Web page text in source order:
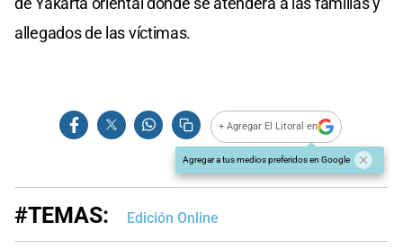
allegados de las víctimas.
+ Agregar El Litoral en
Agregar a tus medios preferidos en Google
#TEMAS: Edición Online